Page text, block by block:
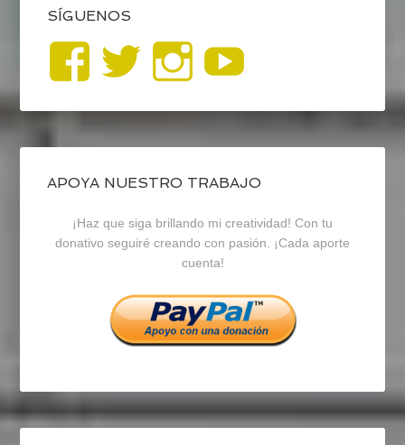
SÍGUENOS
Ver
perfil
de
blogrecursosep
en
Facebook
Ver
perfil
de
recursosep
en
Twitter
Ver
perfil
de
recursosep
en
Instagram
APOYA NUESTRO TRABAJO
¡Haz que siga brillando mi creatividad! Con tu
donativo seguiré creando con pasión. ¡Cada aporte
cuenta!